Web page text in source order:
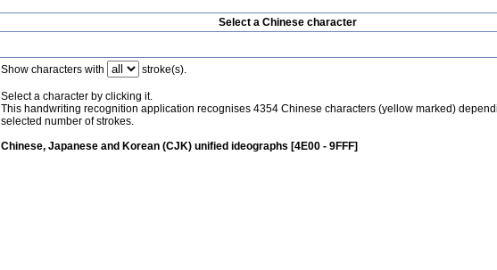
Select a Chinese character
Show characters with stroke(s).
Select a character by clicking it.
This handwriting recognition application recognises 4354 Chinese characters (yellow marked)
selected number of strokes.
Chinese, Japanese and Korean (CJK) unified ideographs [4E00 - 9FFF]